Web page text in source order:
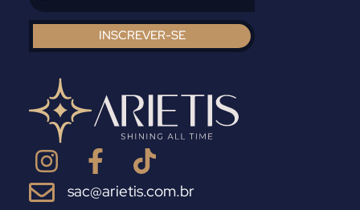
INSCREVER-SE
sac@arietis.com.br